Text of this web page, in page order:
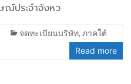
ณ์ประจำจังหว
จดทะเบียนบริษัท,ภาคใต้
Read more